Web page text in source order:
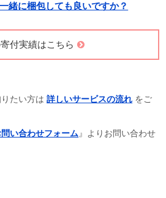
緒に梱包しても良いですか？
付実績はこちら
りたい方は詳しいサービスの流れ をご
問い合わせフォーム』よりお問い合わせ